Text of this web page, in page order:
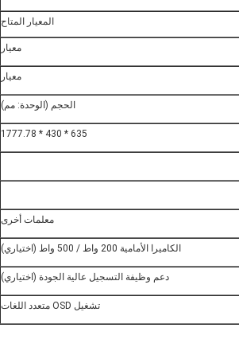
المعيار المتاح
معيار
معيار
الحجم (الوحدة: مم)
635 * 430 * 1777.78
معلمات أخرى
الكاميرا الأمامية 200 واط / 500 واط (اختياري)
دعم وظيفة التسجيل عالية الجودة (اختياري)
تشغيل OSD متعدد اللغات